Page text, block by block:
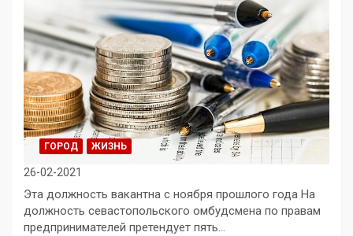
ГОРОД ЖИЗНЬ
26-02-2021
Эта должность вакантна с ноября прошлого года На
должность севастопольского омбудсмена по правам
предпринимателей претендует пять…